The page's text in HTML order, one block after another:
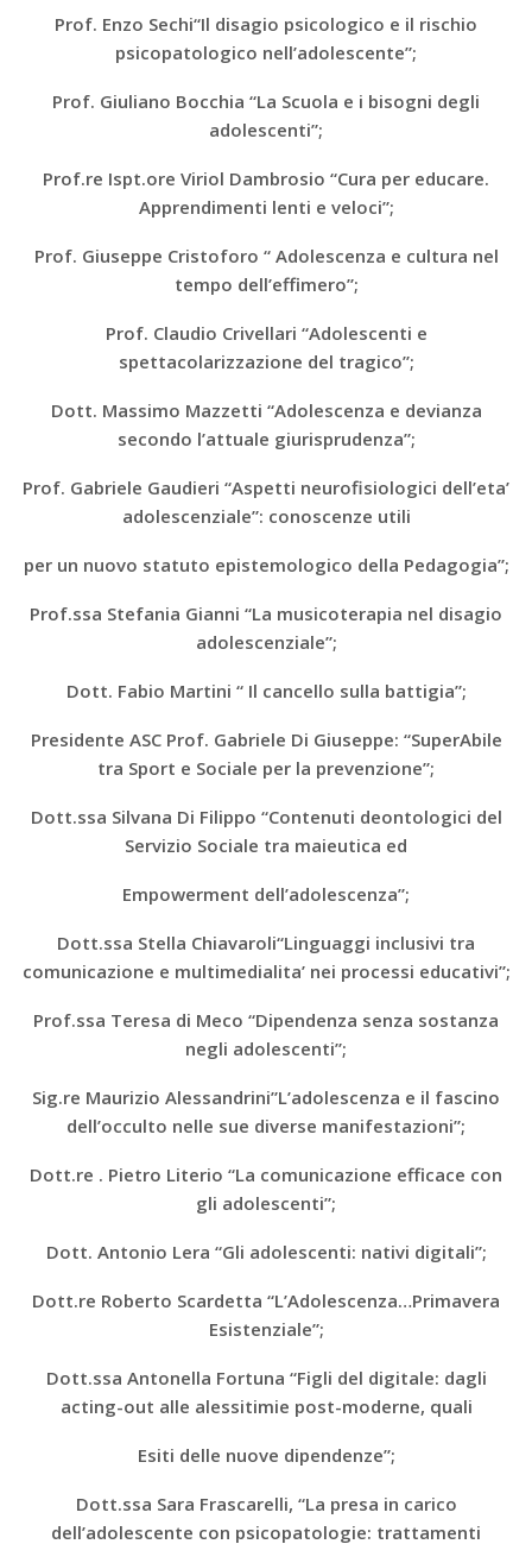
Prof. Enzo Sechi“Il disagio psicologico e il rischio
psicopatologico nell’adolescente”;
Prof. Giuliano Bocchia “La Scuola e i bisogni degli
adolescenti”;
Prof.re Ispt.ore Viriol Dambrosio “Cura per educare.
Apprendimenti lenti e veloci”;
Prof. Giuseppe Cristoforo “ Adolescenza e cultura nel
tempo dell’effimero”;
Prof. Claudio Crivellari “Adolescenti e
spettacolarizzazione del tragico”;
Dott. Massimo Mazzetti “Adolescenza e devianza
secondo l’attuale giurisprudenza”;
Prof. Gabriele Gaudieri “Aspetti neurofisiologici dell’eta’
adolescenziale”: conoscenze utili
per un nuovo statuto epistemologico della Pedagogia”;
Prof.ssa Stefania Gianni “La musicoterapia nel disagio
adolescenziale”;
Dott. Fabio Martini “ Il cancello sulla battigia”;
Presidente ASC Prof. Gabriele Di Giuseppe: “SuperAbile
tra Sport e Sociale per la prevenzione”;
Dott.ssa Silvana Di Filippo “Contenuti deontologici del
Servizio Sociale tra maieutica ed
Empowerment dell’adolescenza”;
Dott.ssa Stella Chiavaroli“Linguaggi inclusivi tra
comunicazione e multimedialita’ nei processi educativi”;
Prof.ssa Teresa di Meco “Dipendenza senza sostanza
negli adolescenti”;
Sig.re Maurizio Alessandrini”L’adolescenza e il fascino
dell’occulto nelle sue diverse manifestazioni”;
Dott.re . Pietro Literio “La comunicazione efficace con
gli adolescenti”;
Dott. Antonio Lera “Gli adolescenti: nativi digitali”;
Dott.re Roberto Scardetta “L’Adolescenza…Primavera
Esistenziale”;
Dott.ssa Antonella Fortuna “Figli del digitale: dagli
acting-out alle alessitimie post-moderne, quali
Esiti delle nuove dipendenze”;
Dott.ssa Sara Frascarelli, “La presa in carico
dell’adolescente con psicopatologie: trattamenti